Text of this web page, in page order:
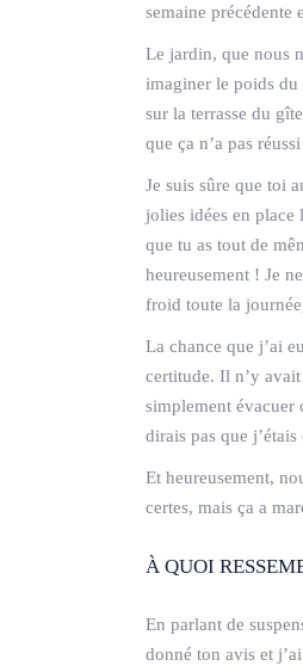
semaine précédente
Le jardin, que nous
imaginer le poids du
sur la terrasse du
que ça n’a pas
Je suis sûre que toi
jolies idées en place
que tu as tout de
heureusement ! Je
froid toute la
La chance que j’ai
certitude. Il n’y
simplement évacuer
dirais pas que
Et heureusement,
certes, mais ça a
À QUOI
En parlant de
donné ton avis et